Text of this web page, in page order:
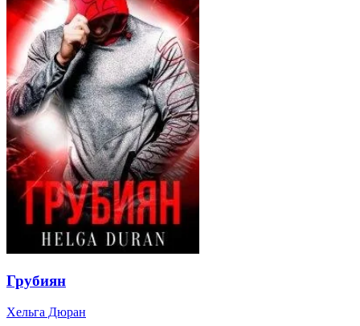
Грубиян
Хельга Дюран